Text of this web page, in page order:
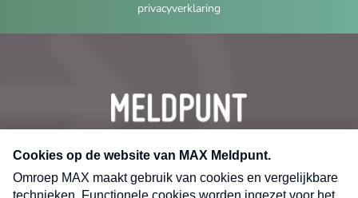
privacyverklaring
CONTACT